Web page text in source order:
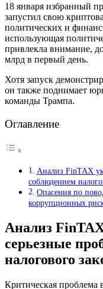
18 января избранный
запустил свою
политических и
использующая
привлекла внимание,
млрд в первый день.
Хотя запуск
он также поднимает
команды Трампа.
Оглавление
Анализ FinTAX
соблюдением
Опасения по
коррупционных
Анализ
серьезные
налогового
Критическая